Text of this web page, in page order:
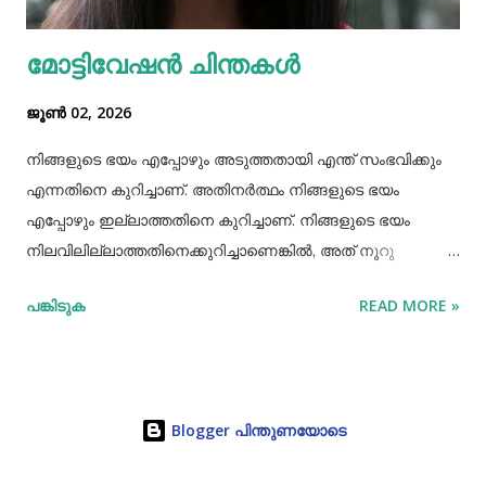
ആദ്യം പറഞ്ഞത്. പോലീസ് മധുരയിലെത്തി പരിശോധന
നടത്തിയെങ്കിലും കുഞ്ഞ് അവിടെയില്ലെന്ന് കണ്ടെത്തി.
തുടർന്ന് നടത...
മോട്ടിവേഷൻ ചിന്തകൾ
ജൂൺ 02, 2026
നിങ്ങളുടെ ഭയം എപ്പോഴും അടുത്തതായി എന്ത് സംഭവിക്കും
എന്നതിനെ കുറിച്ചാണ്. അതിനർത്ഥം നിങ്ങളുടെ ഭയം
എപ്പോഴും ഇല്ലാത്തതിനെ കുറിച്ചാണ്. നിങ്ങളുടെ ഭയം
നിലവിലില്ലാത്തതിനെക്കുറിച്ചാണെങ്കിൽ, അത് നൂറു
തീരുമാനങ്ങൾക്ക് ഭാവി എന്ത് നിറം നൽകുമെന്ന ഭയം നമ്മൾ
ചെറുപ്പത്തിൽ ഒരു കാട്ടുപൂച്ച അദ്ദേഹത്തിന് നേരെ
പങ്കിടുക READ MORE »
Blogger പിന്തുണയോടെ